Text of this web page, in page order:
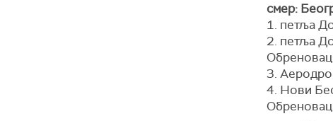
смер:
1. петља
2. петља
3.
4. Нови